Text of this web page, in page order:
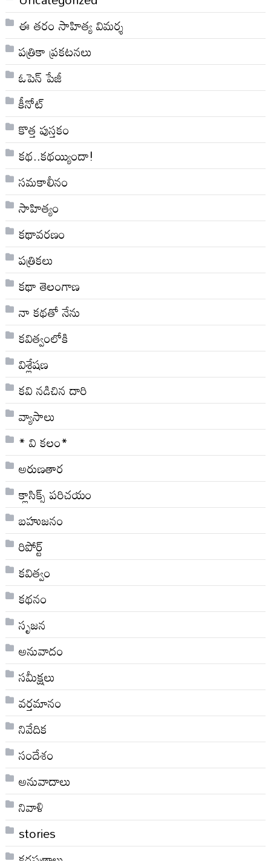
ఈ తరం సాహిత్య విమర్శ
పత్రికా ప్రకటనలు
ఓపెన్ పేజీ
కీనోట్
కొత్త పుస్తకం
కథ..కథయ్యిందా!
సమకాలీనం
సాహిత్యం
కథావరణం
పత్రికలు
కథా తెలంగాణ
నా క‌థ‌తో నేను
కవిత్వంలోకి
విశ్లేషణ
కవి నడిచిన దారి
వ్యాసాలు
* వి క‌లం*
అరుణతార
క్లాసిక్స్ ప‌రిచ‌యం
బహుజనం
రిపోర్ట్
కవిత్వం
కథనం
సృజన
అనువాదం
సమీక్షలు
వర్తమానం
నివేదిక
సందేశం
అనువాదాలు
నివాళి
stories